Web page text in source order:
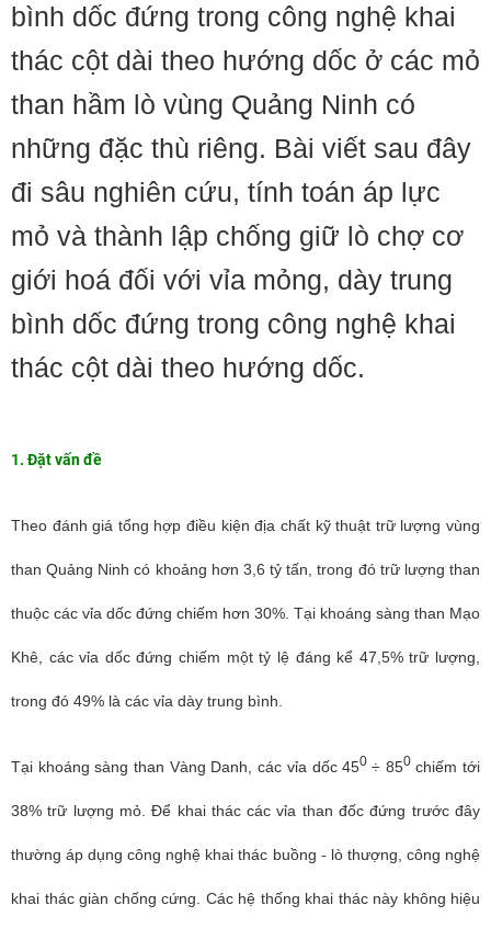
bình dốc đứng trong công nghệ khai
thác cột dài theo hướng dốc ở các mỏ
than hầm lò vùng Quảng Ninh có
những đặc thù riêng. Bài viết sau đây
đi sâu nghiên cứu, tính toán áp lực
mỏ và thành lập chống giữ lò chợ cơ
giới hoá đối với vỉa mỏng, dày trung
bình dốc đứng trong công nghệ khai
thác cột dài theo hướng dốc.
1. Đặt vấn đề
Theo đánh giá tổng hợp điều kiện địa chất kỹ thuật trữ lượng vùng
than Quảng Ninh có khoảng hơn 3,6 tỷ tấn, trong đó trữ lượng than
thuộc các vỉa dốc đứng chiếm hơn 30%. Tại khoáng sàng than Mạo
Khê, các vỉa dốc đứng chiếm một tỷ lệ đáng kể 47,5% trữ lượng,
trong đó 49% là các vỉa dày trung bình.
Tại khoáng sàng than Vàng Danh, các vỉa dốc 450 ÷ 850chiếm tới
38% trữ lượng mỏ. Để khai thác các vỉa than đốc đứng trước đây
thường áp dụng công nghệ khai thác buồng - lò thượng, công nghệ
khai thác giàn chống cứng. Các hệ thống khai thác này không hiệu